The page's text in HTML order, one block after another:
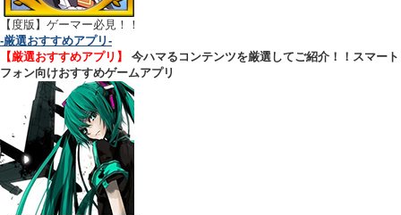
【 度版】ゲーマー必見！！
-厳選おすすめアプリ-
【厳選おすすめアプリ】
今ハマるコンテンツを厳選してご紹介！！スマート
フォン向けおすすめゲームアプリ